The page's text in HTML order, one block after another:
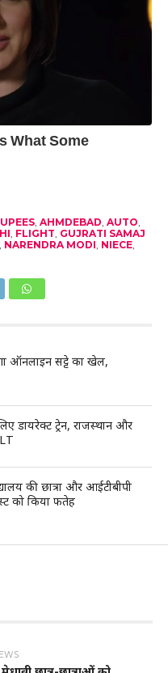
, AHMDEBAD AUTO
FLIGHT GUJRATI SAMAJ
NARENDRA MODI NIECE,
ऑनलाइन सट्टे का खेल,
डायरेक्ट ट्रेन, राजस्थान और
की छात्रा और आईटीबीपी
को किया फतेह